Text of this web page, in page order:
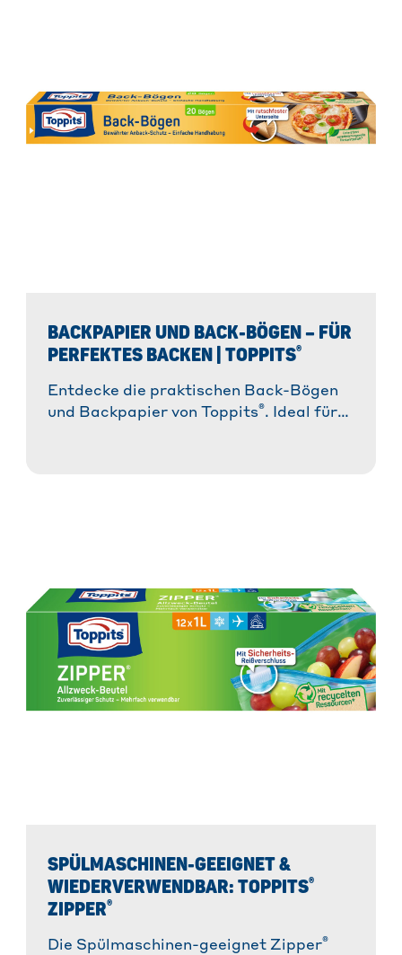
BACKPAPIER UND BACK-BÖGEN – FÜR
PERFEKTES BACKEN | TOPPITS®
Entdecke die praktischen Back-Bögen
und Backpapier von Toppits®. Ideal für
SPÜLMASCHINEN-GEEIGNET &
WIEDERVERWENDBAR: TOPPITS®
ZIPPER®
Die Spülmaschinen-geeignet Zipper®